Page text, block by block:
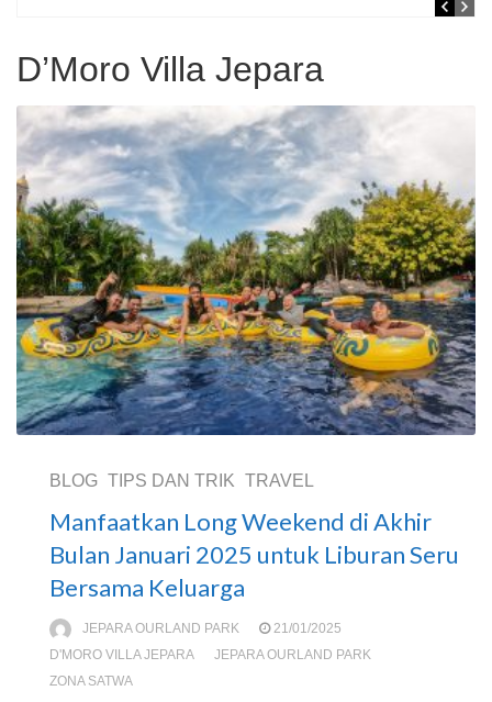
D’Moro Villa Jepara
BLOG TIPS DAN TRIK TRAVEL
Manfaatkan Long Weekend di Akhir
Bulan Januari 2025 untuk Liburan Seru
Bersama Keluarga
JEPARA OURLAND PARK
21/01/2025
D'MORO VILLA JEPARA
JEPARA OURLAND PARK
ZONA SATWA